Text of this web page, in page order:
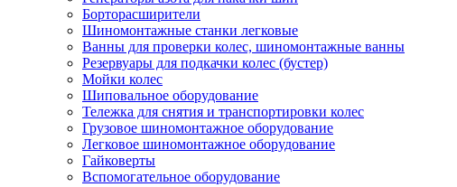
Борторасширители
Шиномонтажные станки легковые
Ванны для проверки колес, шиномонтажные ванны
Резервуары для подкачки колес (бустер)
Мойки колес
Шиповальное оборудование
Тележка для снятия и транспортировки колес
Грузовое шиномонтажное оборудование
Легковое шиномонтажное оборудование
Гайковерты
Вспомогательное оборудование